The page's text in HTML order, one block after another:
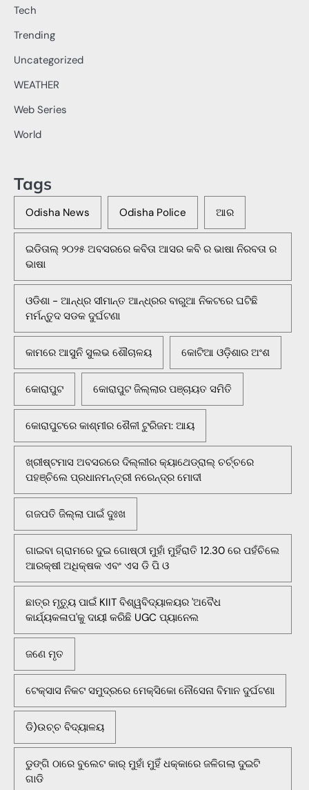
Tech
Trending
Uncategorized
WEATHER
Web Series
World
Tags
Odisha News Odisha Police ଆର
ଇଡିତାଲ୍ ୨୦୨୫ ଅବସରରେ କବିତା ଆସର କବି ର ଭାଷା ନିରବତା ର
ଭାଷା
ଓଡିଶା - ଆନ୍ଧ୍ର ସୀମାନ୍ତ ଆନ୍ଧ୍ରର ବାରୁଆ ନିକଟରେ ଘଟିଛି
ମର୍ମନ୍ତୁଦ ସଡକ ଦୁର୍ଘଟଣା
କାମରେ ଆସୁନି ସୁଲଭ ଶୌଚାଳୟ କୋଟିଆ ଓଡ଼ିଶାର ଅଂଶ
କୋରାପୁଟ କୋରାପୁଟ ଜିଲ୍ଲାର ପଞ୍ଚାୟତ ସମିତି
କୋରାପୁଟରେ କାଶ୍ମୀର ଶୈଳୀ ଟୁରିଜମ: ଆୟ
ଖ୍ରୀଷ୍ଟମାସ ଅବସରରେ ଦିଲ୍ଲୀର କ୍ୟାଥେଡ୍ରାଲ୍ ଚର୍ଚ୍ଚରେ
ପହଞ୍ଚିଲେ ପ୍ରଧାନମନ୍ତ୍ରୀ ନରେନ୍ଦ୍ର ମୋଦୀ
ଗଜପତି ଜିଲ୍ଲା ପାଇଁ ଦୁଃଖ
ଗାଇବା ଗ୍ରାମରେ ଦୁଇ ଗୋଷ୍ଠୀ ମୁହାଁ ମୁହିଁରାତି 12.30 ରେ ପହଁଚିଲେ
ଆରକ୍ଷୀ ଅଧିକ୍ଷକ ଏବଂ ଏସ ଡି ପି ଓ
ଛାତ୍ର ମୃତ୍ୟୁ ପାଇଁ KIIT ବିଶ୍ୱବିଦ୍ୟାଳୟର 'ଅବୈଧ
କାର୍ଯ୍ୟକଳାପ'କୁ ଦାୟୀ କରିଛି UGC ପ୍ୟାନେଲ
ଜଣେ ମୃତ
ଟେକ୍ସାସ ନିକଟ ସମୁଦ୍ରରେ ମେକ୍ସିକୋ ନୌସେନା ବିମାନ ଦୁର୍ଘଟଣା
ଡି)ଉଚ୍ଚ ବିଦ୍ୟାଳୟ
ଡୁଙ୍ଗି ଠାରେ ବୁଲେଟ କାର୍ ମୁହାଁ ମୁହିଁ ଧକ୍କାରେ ଜଳିଗଲା ଦୁଇଟି
ଗାଡି